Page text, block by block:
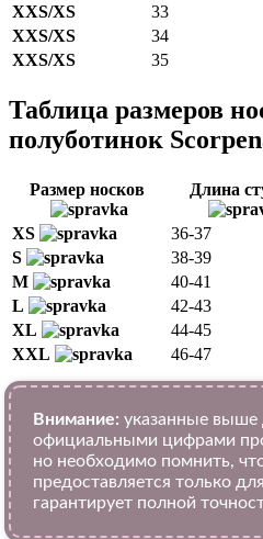
XXS/XS
33
XXS/XS
34
XXS/XS
35
Таблица размеров
полуботинок
Размер носков Длина
XS 36-37
S
38-39
M
40-41
L
42-43
XL
44-45
XXL
46-47
Внимание: указанные выше
официальными цифрами
но необходимо помнить,
предоставляется только
гарантирует полной